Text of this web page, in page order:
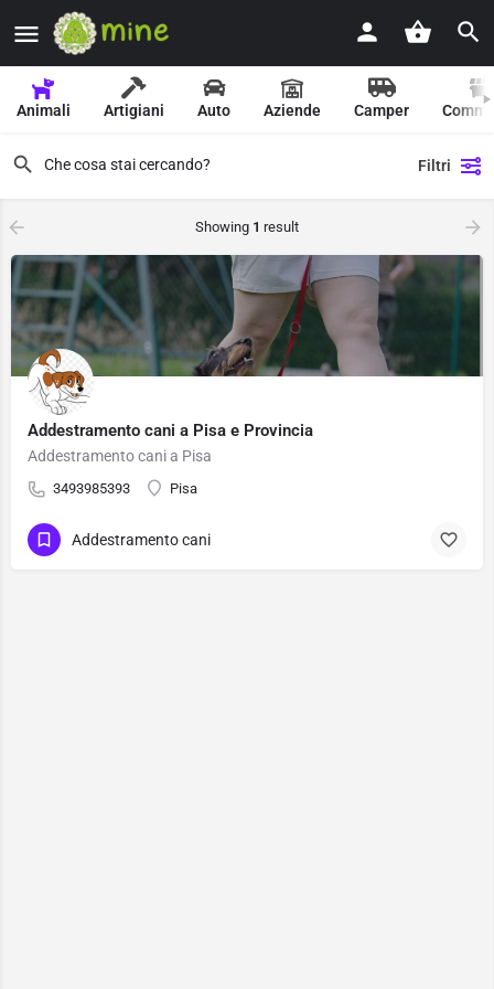
Animali Artigiani Auto Aziende Camper
Filtri
Showing 1 result
Addestramento cani a Pisa e Provincia
Addestramento cani a Pisa
3493985393 Pisa
Addestramento cani